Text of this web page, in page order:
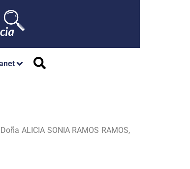
ALICIA SONIA RAMOS RAMOS,